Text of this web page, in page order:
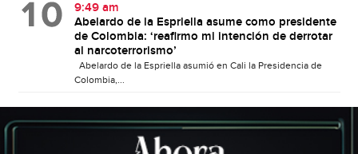
9:49 am
Abelardo de la Espriella asume como presidente
de Colombia: ‘reafirmo mi intención de derrotar
al narcoterrorismo’
Abelardo de la Espriella asumió en Cali la Presidencia de
Colombia,...